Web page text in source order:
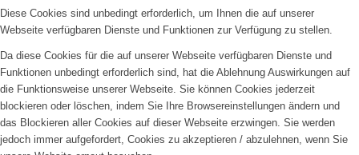
Diese Cookies sind unbedingt erforderlich, um Ihnen die auf unserer
Webseite verfügbaren Dienste und Funktionen zur Verfügung zu stellen.
Da diese Cookies für die auf unserer Webseite verfügbaren Dienste und
Funktionen unbedingt erforderlich sind, hat die Ablehnung Auswirkungen auf
die Funktionsweise unserer Webseite. Sie können Cookies jederzeit
blockieren oder löschen, indem Sie Ihre Browsereinstellungen ändern und
das Blockieren aller Cookies auf dieser Webseite erzwingen. Sie werden
jedoch immer aufgefordert, Cookies zu akzeptieren / abzulehnen, wenn Sie